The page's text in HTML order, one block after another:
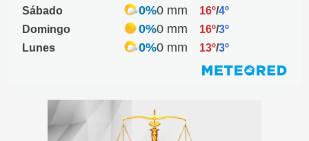
Sábado
0%0 mm 16º/4º
Domingo
0%0 mm 16º/3º
Lunes
0%0 mm 13º/3º